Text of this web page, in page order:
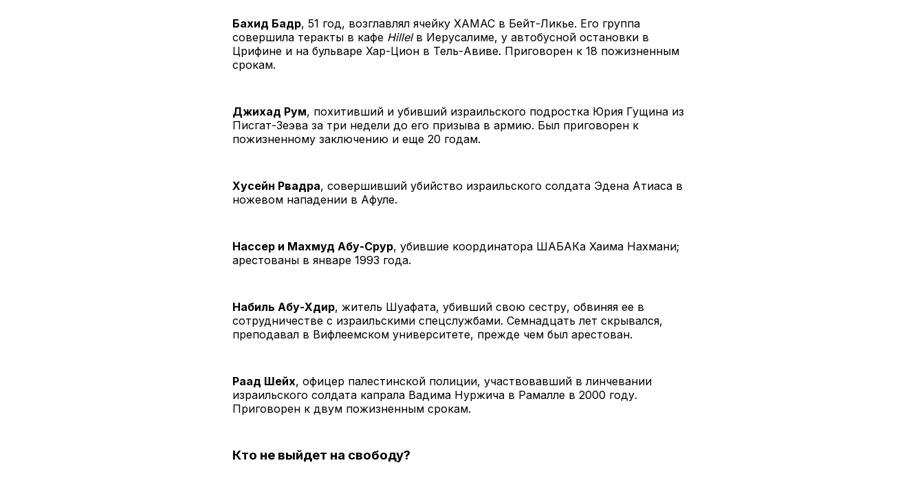
Бахид Бадр, 51 год, возглавлял ячейку ХАМАС в Бейт-Ликье. Его группа
совершила теракты в кафе Hillelв Иерусалиме, у автобусной остановки в
Црифине и на бульваре Хар-Цион в Тель-Авиве. Приговорен к 18 пожизненным
срокам.
Джихад Рум, похитивший и убивший израильского подростка Юрия Гущина из
Писгат-Зеэва за три недели до его призыва в армию. Был приговорен к
пожизненному заключению и еще 20 годам.
Хусейн Рвадра, совершивший убийство израильского солдата Эдена Атиаса в
ножевом нападении в Афуле.
Нассер и Махмуд Абу-Срур, убившие координатора ШАБАКа Хаима Нахмани;
арестованы в январе 1993 года.
Набиль Абу-Хдир, житель Шуафата, убивший свою сестру, обвиняя ее в
сотрудничестве с израильскими спецслужбами. Семнадцать лет скрывался,
преподавал в Вифлеемском университете, прежде чем был арестован.
Раад Шейх, офицер палестинской полиции, участвовавший в линчевании
израильского солдата капрала Вадима Нуржича в Рамалле в 2000 году.
Приговорен к двум пожизненным срокам.
Кто не выйдет на свободу?